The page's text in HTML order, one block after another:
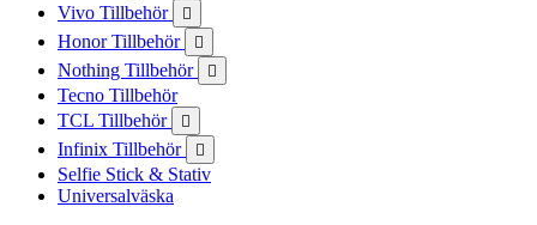
Vivo Tillbehör

Honor Tillbehör 
Nothing Tillbehör 
Tecno Tillbehör
TCL Tillbehör

Infinix Tillbehör 
Selfie Stick & Stativ
Universalväska